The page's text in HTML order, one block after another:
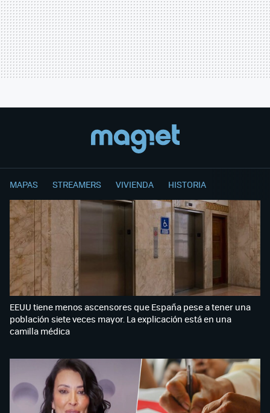
MAPAS STREAMERS VIVIENDA HISTORIA
EEUU tiene menos ascensores que España pese a tener una
población siete veces mayor. La explicación está en una
camilla médica